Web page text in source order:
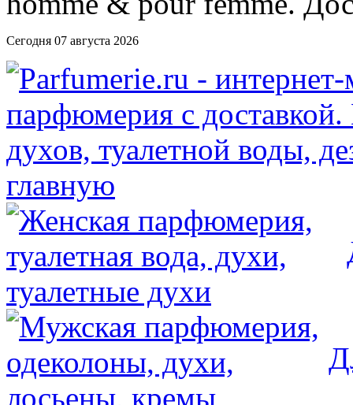
Сегодня 07 августа 2026
главную